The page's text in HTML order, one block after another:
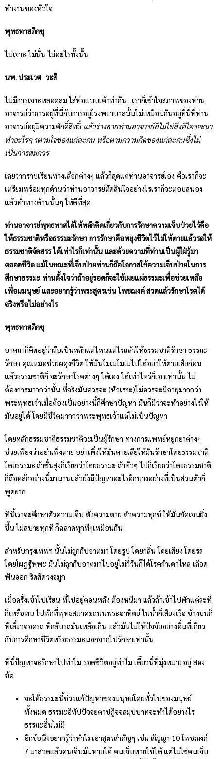
ทำงานของหัวใจ
พุทธทาสภิกขุ
ไม่เจาะ ไม่นั่น ไม่อะไรทั้งนั้น
นพ. ประเวศ วะสี
ไม่มีการเจาะหลอดลม ใส่ท่อแบบเค้าทำกัน…เราก็เข้าใจสภาพของท่าน
อาจารย์ว่าการอยู่ที่นี่กับการอยู่โรงพยาบาลนั้นไม่เหมือนกันอยู่ที่นี่ที่ท่าน
อาจารย์อยู่มีความศักดิ์สิทธิ์ แล้วร่างกายท่านอาจารย์ก็ไม่ใช่สิ่งที่ใครจะมา
ทำอะไรๆ รตามใจของแต่ละคน หรือตามความคิดของแต่ละคนซึ่งไม่
เป็นการสมควร
เลยว่ากราบเรียนทางเลือกต่างๆ แล้วก็สุดแต่ท่านอาจารย์เอง คือเราก็จะ
เตรียมพร้อมทุกด้านว่าท่านอาจารย์ตัดสินใจอย่างไรเราก็จะตอบสนอง
แล้วทำทางด้านนั้นๆ ให้ดีที่สุด
ท่านอาจารย์พุทธทาสได้ให้หลักคิดเกี่ยวกับการรักษาความเจ็บป่วยไว้คือ
ให้ธรรมชาติหรือธรรมะรักษา การรักษาคือพยุงชีวิตไว้ไม่ให้ตายแล้วรอให้
ธรรมชาติจัดสรร ได้เท่าไรก็เท่านั้น และด้วยความที่ท่านเป็นผู้ใฝ่รู้มา
ตลอดชีวิต แม้ในขณะที่เจ็บป่วยท่านก็ถือโอกาสใช้ความเจ็บป่วยในการ
ศึกษาธรรมะ ท่านตั้งใจว่าถ้าอยู่รอดก็จะใช้เผยแผ่ธรรมะเพื่อช่วยเหลือ
เพื่อนมนุษย์ และอยากรู้ว่าพระสูตรเช่น โพชฌงค์ สวดแล้วรักษาโรคได้
จริงหรือไม่อย่างไร
พุทธทาสภิกขุ
อาตมาก็คิดอยู่ว่าถือเป็นหลักแต่ไหนแต่ไรแล้วให้ธรรมชาติรักษา ธรรมะ
รักษา คุณหมอช่วยผดุงชีวิต ให้มันโมเมโมเมไปได้อย่าให้ตายเสียก่อน
แล้วธรรมชาติก็ จะรักษาโรคต่างๆ ได้เอง ได้เท่าไหร่ก็เอาเท่านั้น ไม่
ต้องการมากกว่านั้น ที่จริงมันควรจะ (หัวเราะ)ไม่ควรจะมีอายุมากกว่า
พระพุทธเจ้าเมื่อต้องเป็นอย่างนี้ก็ศึกษาปัญหา มันก็มีว่าจะทำอย่างไรให้
มันอยู่ได้ โดยมีชีวิตมากกว่าพระพุทธเจ้าแต่ไม่เป็นปัญหา
โดยหลักธรรมชาติธรรมชาติจะเป็นผู้รักษา ทางการแพทย์หยูกยาต่างๆ
ช่วยเพียงว่าอย่าเพิ่งตาย อย่าเพิ่งให้มันตายเสียให้มันรักษาโดยธรรมชาติ
โดยธรรมะ ถ้าชั้นสูงก็เรียกว่าโดยธรรมะ ถ้าทั่วๆ ไปก็เรียกว่าโดยธรรมชาติ
ก็ถือหลักอย่างนี้มานานแล้วยังมีปัญหาอะไรอีกบางอย่างที่เป็นส่วนตัวก็
พูดยาก
ทีนี้เราจะศึกษาตัวความเจ็บ ตัวความตาย ตัวความทุกข์ ให้มันชัดเจนยิ่ง
ขึ้น ไม่สบายทุกที ก็ฉลาดทุกทีๆเหมือนกัน
สำหรับกรุงเทพฯ นั้นไม่ถูกกับอาตมา โดยรูป โดยกลิ่น โดยเสียง โดยรส
โดยโผฎฐัพพะ มันไม่ถูกกับอาตมาไปอยู่ไม่กี่วันก็ได้โรคกำเดาไหล เลือด
ฟันออก ริดสีดวงจมูก
เมื่อครั้งเข้าไปเรียน ที่ไปอยู่ตอนหลัง ต้องหนีมา แล้วถ้าเข้าไปพักแต่ละที่
ก็เหลือทน ไปพักที่พุทธสมาคมถนนพระอาทิตย์ ในน้ำก็เสียงเรือ ข้างบนก็
ที่เลี้ยวจอดรถ ที่กลับรถมันเหลือเกิน แล้วมันไม่ให้ปัจจัยอย่างอื่นที่เกี่ยว
กับการศึกษาชีวิตหรือธรรมะนอกจากไปรักษาเท่านั้น
ทีนี้ปัญหาจะรักษาไปทำไม รอดชีวิตอยู่ทำไม เดี๋ยวนี้ที่มุ่งหมายอยู่ สอง
ข้อ
จะให้ธรรมะนี้ช่วยแก้ปัญหาของมนุษย์โดยทั่วไปของมนุษย์
ทั้งหมด ธรรมะอิทัปปัจจยตาปฏิจจสมุปบาทจะทำได้อย่างไร
ธรรมะอื่นไม่มี
อีกข้อนึงอยากรู้ว่าทำไมเอาสูตรสำคัญๆ เช่น สัญญา 10 โพชฌงค์
7 มาสวดแล้วคนเจ็บมันหายได้ คนเจ็บหายไข้ได้ แต่ไม่ใช่คนเจ็บ